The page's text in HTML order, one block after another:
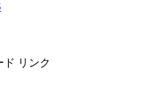
ド リンク